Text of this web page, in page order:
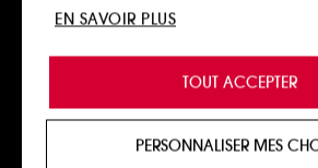
Recharges
Eau de parfum
165,00€
Ajouter au panier
technique du site et ne peuvent
de vous offrir une expérience
personnalisée en vous
produits, des services et des
proposer des offres
TOUT ACCEPTER
PERSONNALISER MES
EN SAVOIR PLUS